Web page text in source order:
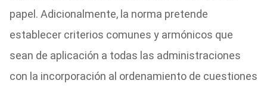
papel. Adicionalmente, la norma pretende
establecer criterios comunes y armónicos que
sean de aplicación a todas las administraciones
con la incorporación al ordenamiento de cuestiones